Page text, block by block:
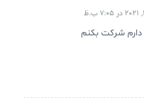
شرکت بکنم